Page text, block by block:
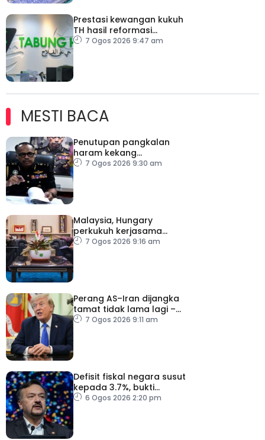
Prestasi kewangan kukuh
TH hasil reformasi
institusi, pelaksanaan
7 Ogos 2026 9:47 am
MESTI BACA
Penutupan pangkalan
haram kekang
penyeludupan di
7 Ogos 2026 9:30 am
Malaysia, Hungary
perkukuh kerjasama
sektor pertanian
7 Ogos 2026 9:16 am
Perang AS–Iran dijangka
tamat tidak lama lagi –
Trump
7 Ogos 2026 9:11 am
Defisit fiskal negara susut
kepada 3.7%, bukti
keyakinan pelabur masih
6 Ogos 2026 2:20 pm